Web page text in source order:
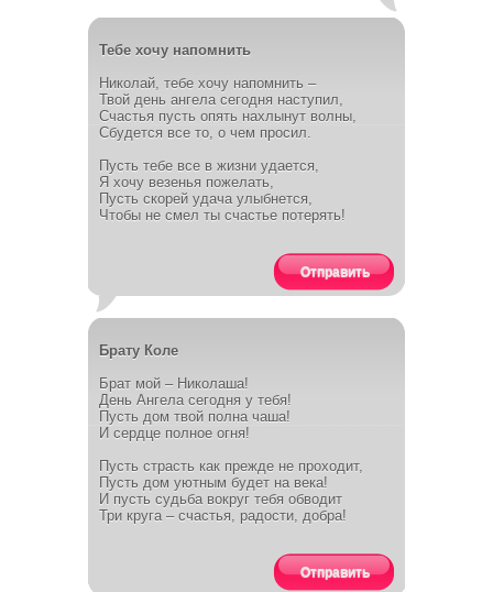
Тебе хочу напомнить
Николай, тебе хочу напомнить –
Твой день ангела сегодня наступил,
Счастья пусть опять нахлынут волны,
Сбудется все то, о чем просил.
Пусть тебе все в жизни удается,
Я хочу везенья пожелать,
Пусть скорей удача улыбнется,
Чтобы не смел ты счастье потерять!
Отправить
Брату Коле
Брат мой – Николаша!
День Ангела сегодня у тебя!
Пусть дом твой полна чаша!
И сердце полное огня!
Пусть страсть как прежде не проходит,
Пусть дом уютным будет на века!
И пусть судьба вокруг тебя обводит
Три круга – счастья, радости, добра!
Отправить